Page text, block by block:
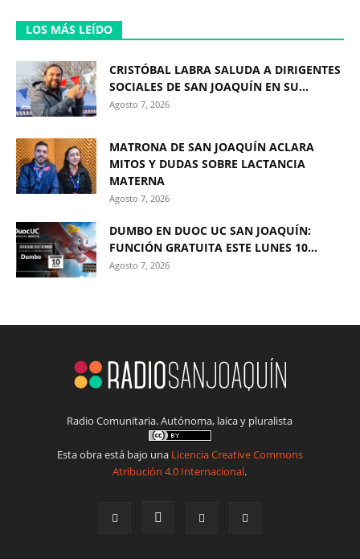
LOS MÁS LEÍDO
CRISTÓBAL LABRA SALUDA A DIRIGENTES
SOCIALES DE SAN JOAQUÍN EN SU...
Agosto 7, 2026
MATRONA DE SAN JOAQUÍN ACLARA
MITOS Y DUDAS SOBRE LACTANCIA
MATERNA
Agosto 7, 2026
DUMBO EN DUOC UC SAN JOAQUÍN:
FUNCIÓN GRATUITA ESTE LUNES 10...
Agosto 7, 2026
Radio Comunitaria. Autónoma, laica y pluralista
Esta obra está bajo una Licencia Creative Commons
Atribución 4.0 Internacional.